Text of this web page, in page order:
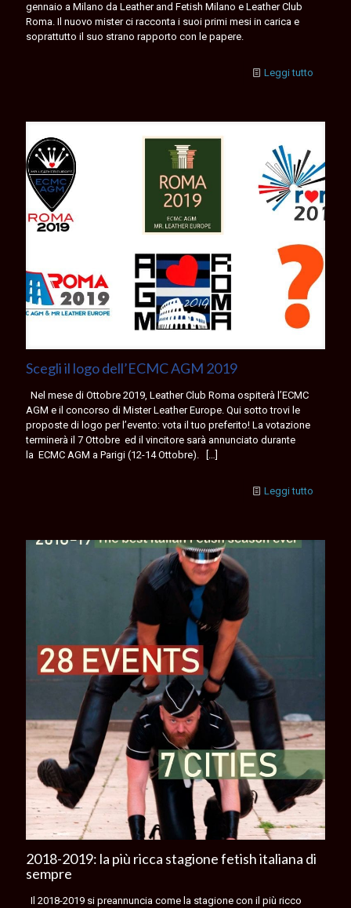
gennaio a Milano da Leather and Fetish Milano e Leather Club
Roma. Il nuovo mister ci racconta i suoi primi mesi in carica e
soprattutto il suo strano rapporto con le papere.
Leggi tutto
Scegli il logo dell’ECMC AGM 2019
Nel mese di Ottobre 2019, Leather Club Roma ospiterà l’ECMC
AGM e il concorso di Mister Leather Europe. Qui sotto trovi le
proposte di logo per l’evento: vota il tuo preferito! La votazione
terminerà il 7 Ottobre ed il vincitore sarà annunciato durante
la ECMC AGM a Parigi (12-14 Ottobre).
[…]
Leggi tutto
2018-2019: la più ricca stagione fetish italiana di
sempre
Il 2018-2019 si preannuncia come la stagione con il più ricco